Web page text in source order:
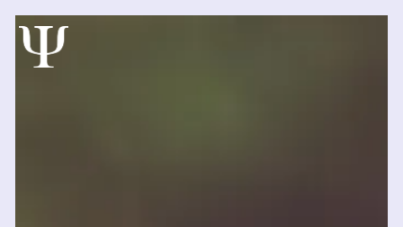
Panneau de gestion des cookies